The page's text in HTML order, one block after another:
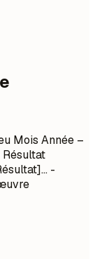
Mois Année –
Résultat
-